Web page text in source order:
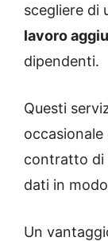
scegliere di
lavoro
dipendenti.
Questi
contratto di
dati in
Un